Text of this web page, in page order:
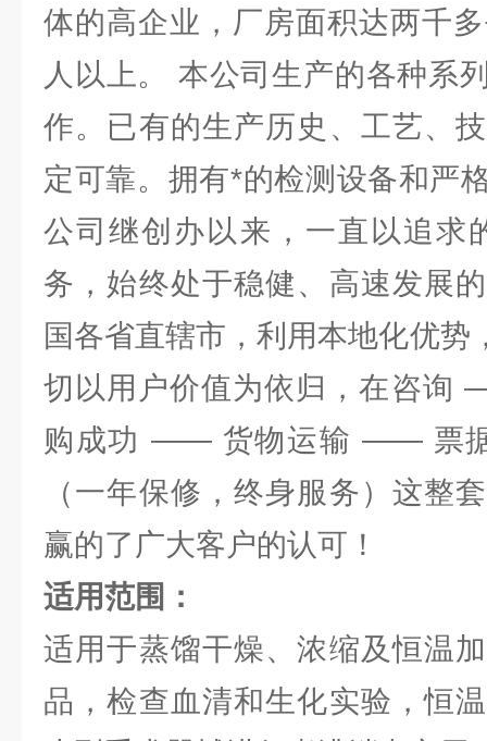
体的高企业，厂房面积达两千
人以上。 本公司生产的各种系
作。已有的生产历史、工艺、
定可靠。拥有*的检测设备和严
公司继创办以来，一直以追求
务，始终处于稳健、高速发展
国各省直辖市，利用本地化优势
切以用户价值为依归，在咨
购成功 —— 货物运输 —— 票
（一年保修，终身服务）这整
赢的了广大客户的认可！
适用范围：
适用于蒸馏干燥、浓缩及恒温
品，检查血清和生化实验，恒